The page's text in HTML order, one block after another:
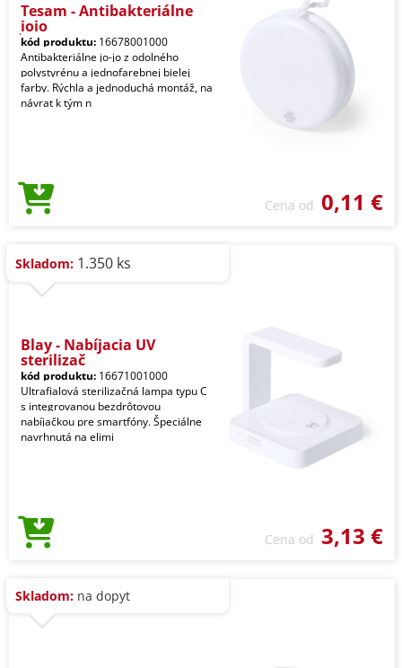
Tesam - Antibakteriálne
jojo
kód produktu: 16678001000
Antibakteriálne jo-jo z odolného
polystyrénu a jednofarebnej bielej
farby. Rýchla a jednoduchá montáž, na
návrat k tým n
Cena od 0,11 €
Skladom: 1.350 ks
Blay - Nabíjacia UV
sterilizač
kód produktu: 16671001000
Ultrafialová sterilizačná lampa typu C
s integrovanou bezdrôtovou
nabíjačkou pre smartfóny. Špeciálne
navrhnutá na elimi
Cena od 3,13 €
Skladom: na dopyt